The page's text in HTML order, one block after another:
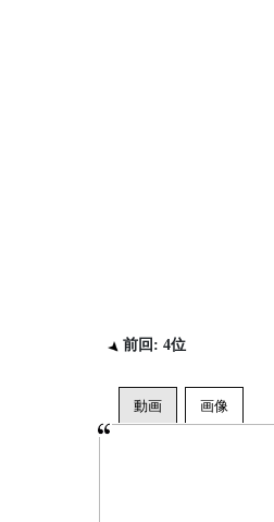
前回: 4位